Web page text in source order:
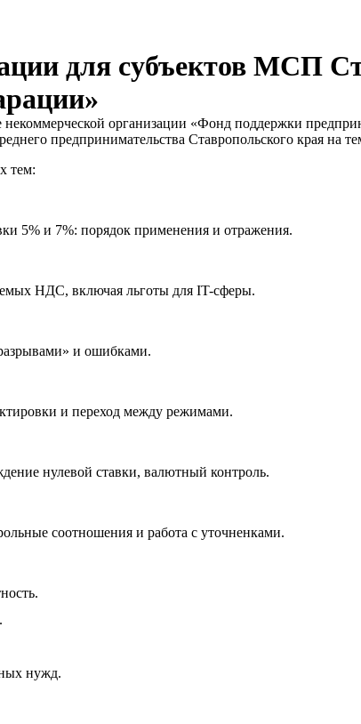
для субъектов МСП
организации «Фонд поддержки
предпринимательства Ставропольского края на
тем:
5% и 7%: порядок применения и отражения.
НДС, включая льготы для IT-сферы.
и ошибками.
и переход между режимами.
нулевой ставки, валютный контроль.
соотношения и работа с уточненками.
нужд.